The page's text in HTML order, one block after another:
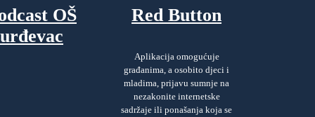
OŠ
Red Button
Aplikacija omogućuje
građanima, a osobito djeci i
mladima, prijavu sumnje na
nezakonite internetske
sadržaje ili ponašanja koja se